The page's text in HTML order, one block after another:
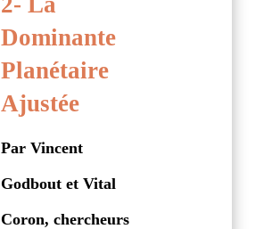
Dominante
Planétaire
Ajustée
Par Vincent
Godbout et Vital
Coron, chercheurs